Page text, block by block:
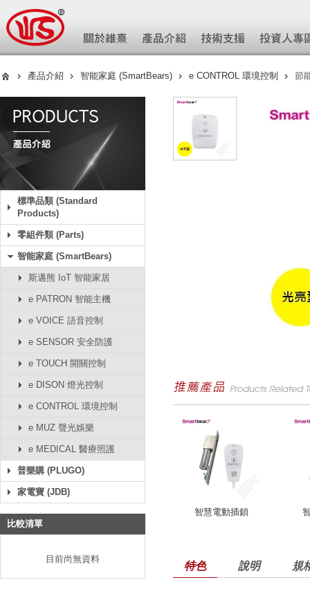
產品介紹 智能家庭 (SmartBears) e CONTROL 環境控制 節
標準品類 (Standard
Products)
零組件類 (Parts)
智能家庭 (SmartBears)
斯邁熊 IoT 智能家居
e PATRON 智能主機
e VOICE 語音控制
e SENSOR 安全防護
e TOUCH 開關控制
e DISON 燈光控制
e CONTROL 環境控制
e MUZ 聲光娛樂
e MEDICAL 醫療照護
普樂購 (PLUGO)
家電寶 (JDB)
比較清單
目前尚無資料
智慧電動插鎖
特色 說明 規